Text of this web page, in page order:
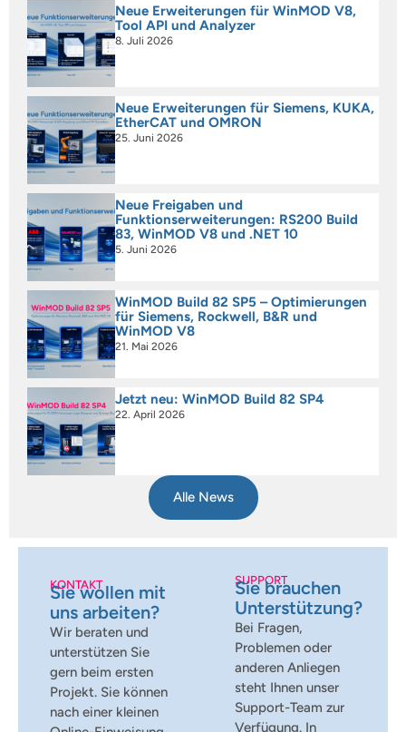
Neue Erweiterungen für WinMOD V8,
Tool API und Analyzer
8. Juli 2026
Neue Erweiterungen für Siemens, KUKA,
EtherCAT und OMRON
25. Juni 2026
Neue Freigaben und
Funktionserweiterungen: RS200 Build
83, WinMOD V8 und .NET 10
5. Juni 2026
WinMOD Build 82 SP5 – Optimierungen
für Siemens, Rockwell, B&R und
WinMOD V8
21. Mai 2026
Jetzt neu: WinMOD Build 82 SP4
22. April 2026
Alle News
KONTAKT
Sie wollen mit
uns arbeiten?
Wir beraten und
unterstützen Sie
gern beim ersten
Projekt. Sie können
nach einer kleinen
SUPPORT
Sie brauchen
Unterstützung?
Bei Fragen,
Problemen oder
anderen Anliegen
steht Ihnen unser
Support-Team zur
Verfügung. In